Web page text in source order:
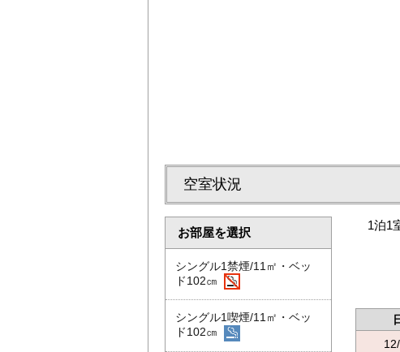
空室状況
お部屋を選択
シングル1禁煙/11㎡・ベッ
ド102㎝
シングル1喫煙/11㎡・ベッ
ド102㎝
1泊1